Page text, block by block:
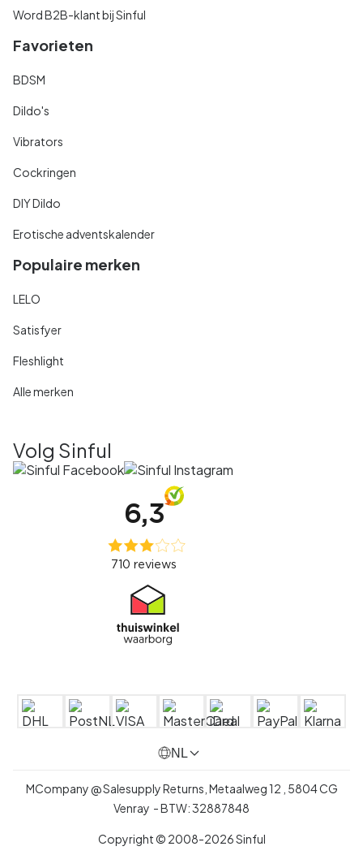
Word B2B-klant bij Sinful
Favorieten
BDSM
Dildo's
Vibrators
Cockringen
DIY Dildo
Erotische adventskalender
Populaire merken
LELO
Satisfyer
Fleshlight
Alle merken
Volg Sinful
NL
MCompany @ Salesupply Returns, Metaalweg 12 5804 CG
Venray - BTW:32887848
Copyright © 2008-2026 Sinful